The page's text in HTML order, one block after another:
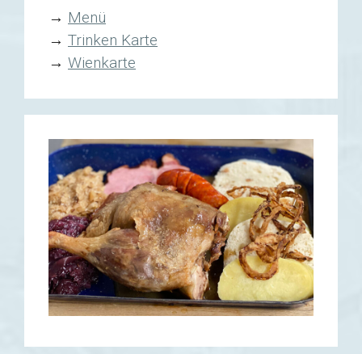
→ Menü
→ Trinken Karte
→ Wienkarte